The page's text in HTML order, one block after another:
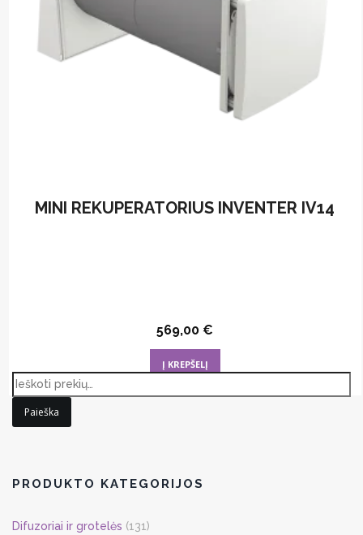
MINI REKUPERATORIUS INVENTER IV14
569,00 €
Į KREPŠELĮ
Paieška
PRODUKTO KATEGORIJOS
Difuzoriai ir grotelės (131)